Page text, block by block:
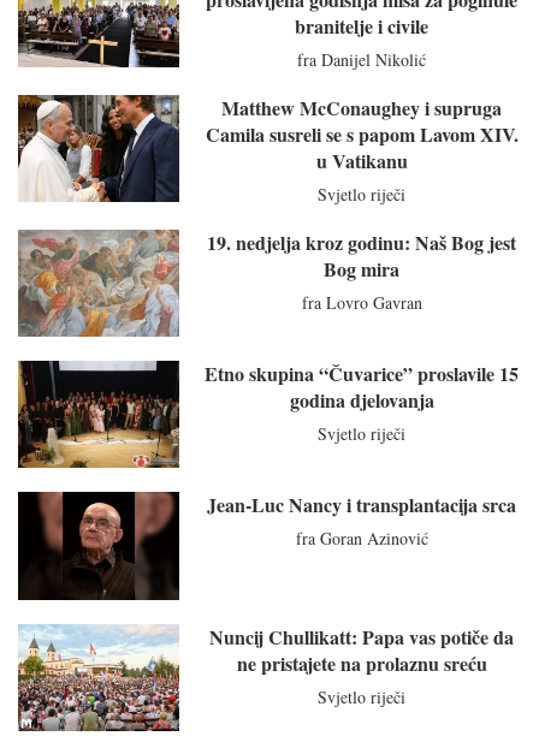
branitelje i civile
fra Danijel Nikolić
Matthew McConaughey i supruga
Camila susreli se s papom Lavom XIV.
u Vatikanu
Svjetlo riječi
19. nedjelja kroz godinu: Naš Bog jest
Bog mira
fra Lovro Gavran
Etno skupina “Čuvarice” proslavile 15
godina djelovanja
Svjetlo riječi
Jean-Luc Nancy i transplantacija srca
fra Goran Azinović
Nuncij Chullikatt: Papa vas potiče da
ne pristajete na prolaznu sreću
Svjetlo riječi